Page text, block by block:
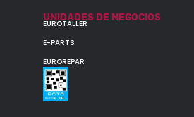
UNIDADES DE NEGOCIOS
EUROTALLER
E-PARTS
EUROREPAR